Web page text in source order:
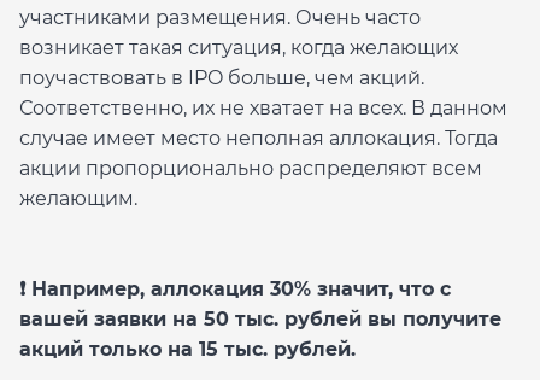
участниками размещения. Очень часто
возникает такая ситуация, когда желающих
поучаствовать в IPO больше, чем акций.
Соответственно, их не хватает на всех. В данном
случае имеет место неполная аллокация. Тогда
акции пропорционально распределяют всем
желающим.
❗️ Например, аллокация 30% значит, что с
вашей заявки на 50 тыс. рублей вы получите
акций только на 15 тыс. рублей.